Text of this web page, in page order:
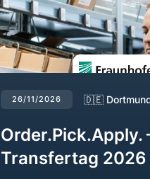
26/11/2026 🇩🇪
Order.Pick.Apply.
Transfertag 2026